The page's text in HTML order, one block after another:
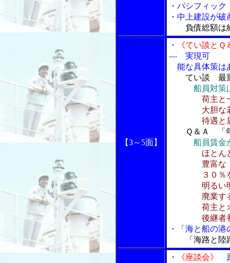
・パシフィッ
・中上建設が
負債総額は
【3～5面】
・
《てい談とＱ
― 実現可
能な具体策は
てい談 最
船員対策
荷主と
大胆な若手
待遇と居住
Ｑ＆Ａ 「
船員賃金
ほとん
豊富な「
３０％を超
明るい明日
廃業するの
荷主とオペ
後継者養成
・「海と船の
「海路と陸
・ 《座談会》